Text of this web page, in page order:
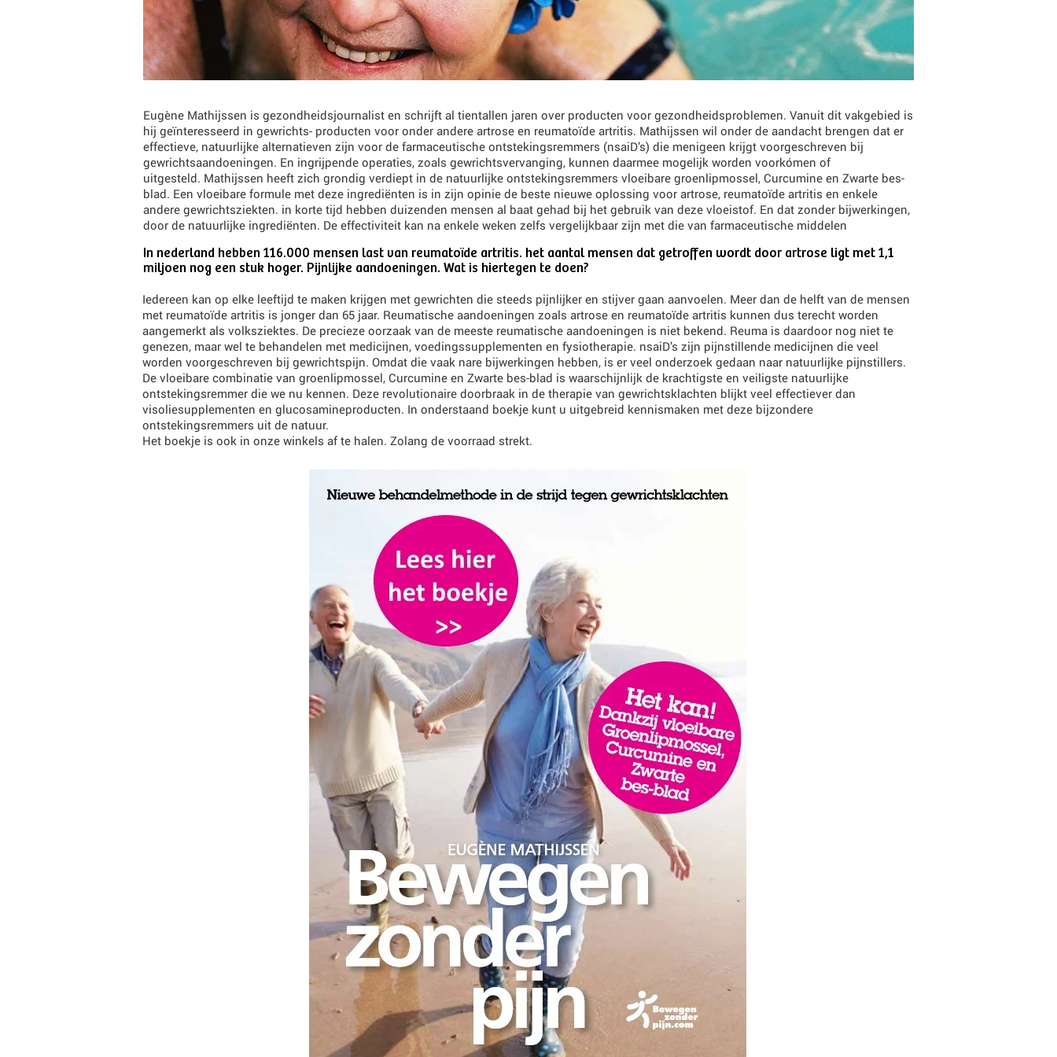
Eugène Mathijssen is gezondheidsjournalist en schrijft al tientallen jaren over producten voor gezondheidsproblemen. Vanuit dit vakgebied is
hij geïnteresseerd in gewrichts- producten voor onder andere artrose en reumatoïde artritis. Mathijssen wil onder de aandacht brengen dat er
effectieve, natuurlijke alternatieven zijn voor de farmaceutische ontstekingsremmers (nsaiD’s) die menigeen krijgt voorgeschreven bij
gewrichtsaandoeningen. En ingrijpende operaties, zoals gewrichtsvervanging, kunnen daarmee mogelijk worden voorkómen of
uitgesteld. Mathijssen heeft zich grondig verdiept in de natuurlijke ontstekingsremmers vloeibare groenlipmossel, Curcumine en Zwarte bes-
blad. Een vloeibare formule met deze ingrediënten is in zijn opinie de beste nieuwe oplossing voor artrose, reumatoïde artritis en enkele
andere gewrichtsziekten. in korte tijd hebben duizenden mensen al baat gehad bij het gebruik van deze vloeistof. En dat zonder bijwerkingen,
door de natuurlijke ingrediënten. De effectiviteit kan na enkele weken zelfs vergelijkbaar zijn met die van farmaceutische middelen
In nederland hebben 116.000 mensen last van reumatoïde artritis. het aantal mensen dat getroffen wordt door artrose ligt met 1,1
miljoen nog een stuk hoger. Pijnlijke aandoeningen. Wat is hiertegen te doen?
Iedereen kan op elke leeftijd te maken krijgen met gewrichten die steeds pijnlijker en stijver gaan aanvoelen. Meer dan de helft van de mensen
met reumatoïde artritis is jonger dan 65 jaar. Reumatische aandoeningen zoals artrose en reumatoïde artritis kunnen dus terecht worden
aangemerkt als volksziektes. De precieze oorzaak van de meeste reumatische aandoeningen is niet bekend. Reuma is daardoor nog niet te
genezen, maar wel te behandelen met medicijnen, voedingssupplementen en fysiotherapie. nsaiD’s zijn pijnstillende medicijnen die veel
worden voorgeschreven bij gewrichtspijn. Omdat die vaak nare bijwerkingen hebben, is er veel onderzoek gedaan naar natuurlijke pijnstillers.
De vloeibare combinatie van groenlipmossel, Curcumine en Zwarte bes-blad is waarschijnlijk de krachtigste en veiligste natuurlijke
ontstekingsremmer die we nu kennen. Deze revolutionaire doorbraak in de therapie van gewrichtsklachten blijkt veel effectiever dan
visoliesupplementen en glucosamineproducten. In onderstaand boekje kunt u uitgebreid kennismaken met deze bijzondere
ontstekingsremmers uit de natuur.
Het boekje is ook in onze winkels af te halen. Zolang de voorraad strekt.